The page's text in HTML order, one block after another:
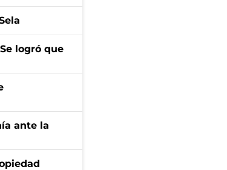
logró que
ante la